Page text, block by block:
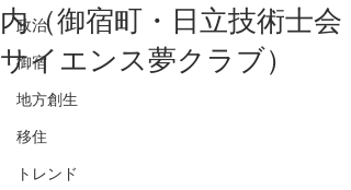
政治
御宿
地方創生
移住
トレンド
内（御宿町・日立技術士会
サイエンス夢クラブ）